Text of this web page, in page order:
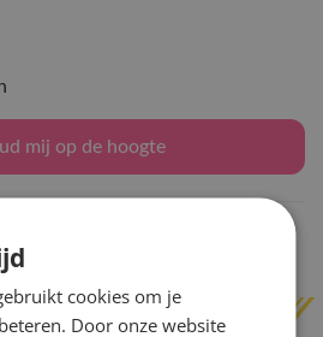
mij op de hoogte
cookies om je
Door onze website